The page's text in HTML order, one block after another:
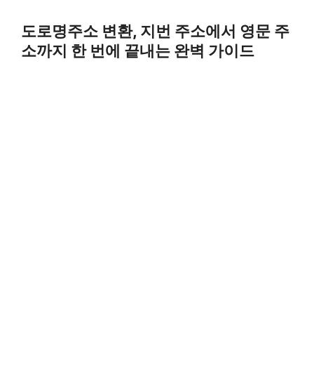
content
도로명주소 변환, 지번 주소에서 영문 주
소까지 한 번에 끝내는 완벽 가이드